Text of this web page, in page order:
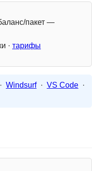
пакет —
· тарифы
· Windsurf · VS Code ·